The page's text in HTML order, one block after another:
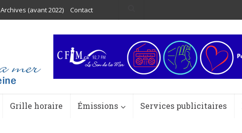
Archives (avant 2022) Contact
Grille horaire Émissions Services publicitaires